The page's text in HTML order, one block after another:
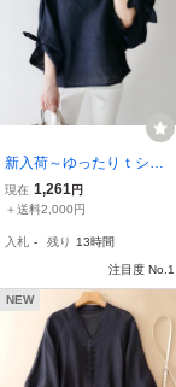
新入荷～ゆったりｔシャ
ツ 大人可愛い 森ガール
キレイめ カジュアル 通勤
ュニック 着痩せ～
現在 1,261円
＋送料2,000円
入札 - 残り 13時間
注目度 No.1
NEW